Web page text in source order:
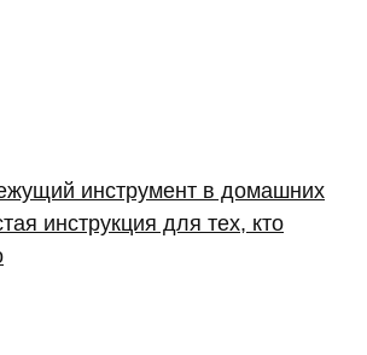
инструмент в домашних
инструкция для тех, кто